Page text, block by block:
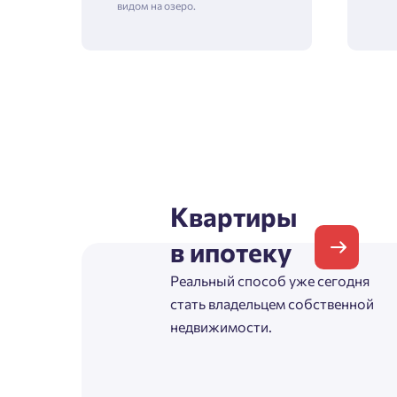
видом на озеро.
Квартиры
в ипотеку
Реальный способ уже сегодня
стать владельцем собственной
недвижимости.
Фамилия